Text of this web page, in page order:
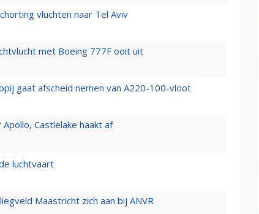
vluchten naar Tel Aviv
met Boeing 777F ooit uit
gaat afscheid nemen van A220-100-vloot
Castlelake haakt af
luchtvaart
Maastricht zich aan bij ANVR